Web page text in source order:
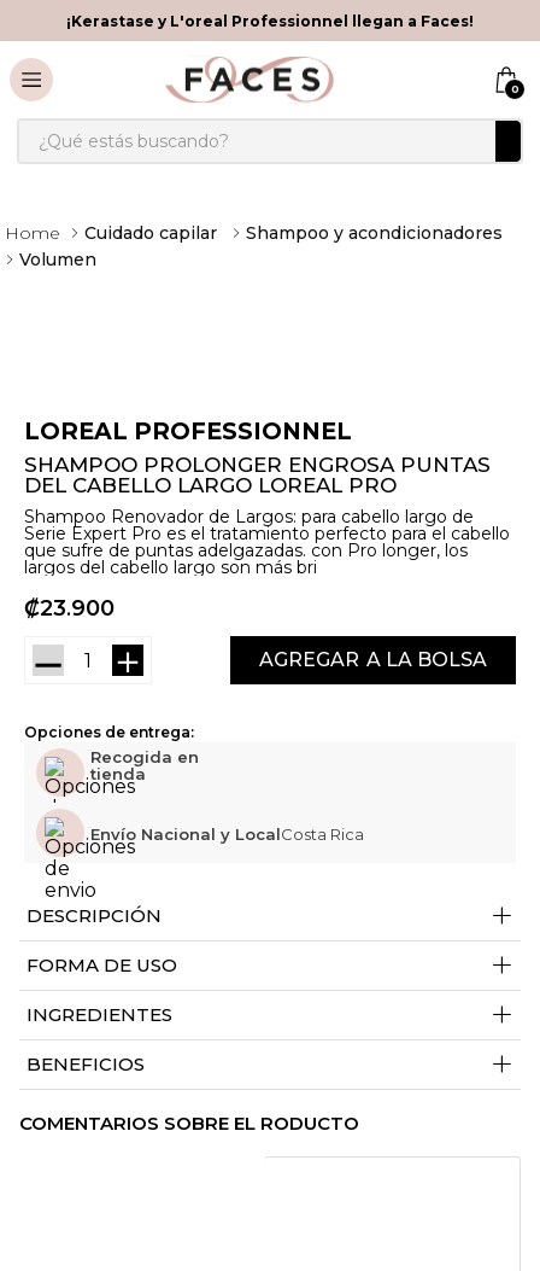
¡Kerastase y L'oreal Professionnel llegan a Faces!
0
¿Qué estás buscando?
Cuidado capilar
Shampoo y acondicionadores
Volumen
LOREAL PROFESSIONNEL
SHAMPOO PROLONGER ENGROSA PUNTAS
DEL CABELLO LARGO LOREAL PRO
Shampoo Renovador de Largos: para cabello largo de
Serie Expert Pro es el tratamiento perfecto para el cabello
que sufre de puntas adelgazadas. con Pro longer, los
largos del cabello largo son más bri
₡23 900
＋
－ AGREGAR
Opciones de entrega:
Recogida en
tienda
Envío Nacional y LocalCosta Rica
DESCRIPCIÓN +
FORMA DE USO +
INGREDIENTES +
BENEFICIOS +
COMENTARIOS SOBRE EL RODUCTO